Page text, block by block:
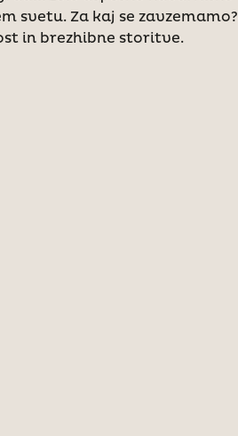
svetu. Za kaj se zavzemamo?
in brezhibne storitve.